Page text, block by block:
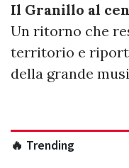
Il Granillo al
Un ritorno che
territorio e
della grande
🔥 Trending